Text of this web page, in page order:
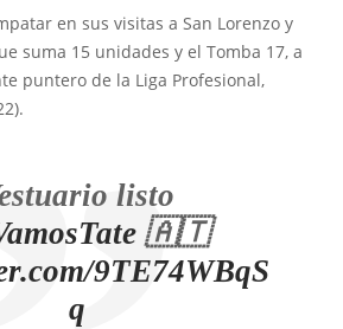
en sus visitas a San Lorenzo y
suma 15 unidades y el Tomba 17, a
puntero de la Liga Profesional,
listo
🇦🇹
9TE74WBqS
q